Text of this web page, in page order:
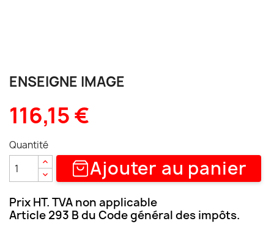
ENSEIGNE IMAGE
116,15 €
Quantité
Ajouter au panier
Prix HT. TVA non applicable
Article 293 B du Code général des impôts.